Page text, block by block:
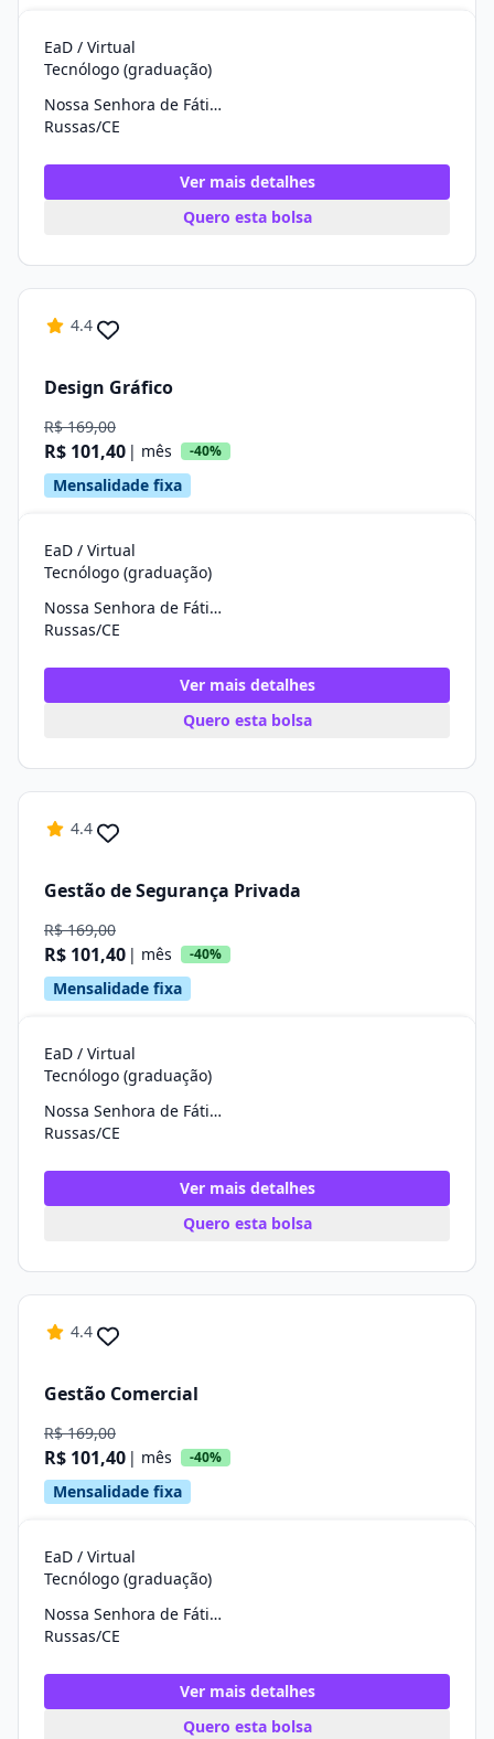
EaD / Virtual
Tecnólogo (graduação)
Nossa Senhora de Fátima
Russas/CE
Ver mais detalhes
Quero esta bolsa
4.4
Design Gráfico
R$ 169,00
R$ 101,40 | mês -40%
Mensalidade fixa
EaD / Virtual
Tecnólogo (graduação)
Nossa Senhora de Fátima
Russas/CE
Ver mais detalhes
Quero esta bolsa
4.4
Gestão de Segurança Privada
R$ 169,00
R$ 101,40 | mês -40%
Mensalidade fixa
EaD / Virtual
Tecnólogo (graduação)
Nossa Senhora de Fátima
Russas/CE
Ver mais detalhes
Quero esta bolsa
4.4
Gestão Comercial
R$ 169,00
R$ 101,40 | mês -40%
Mensalidade fixa
EaD / Virtual
Tecnólogo (graduação)
Nossa Senhora de Fátima
Russas/CE
Ver mais detalhes
Quero esta bolsa